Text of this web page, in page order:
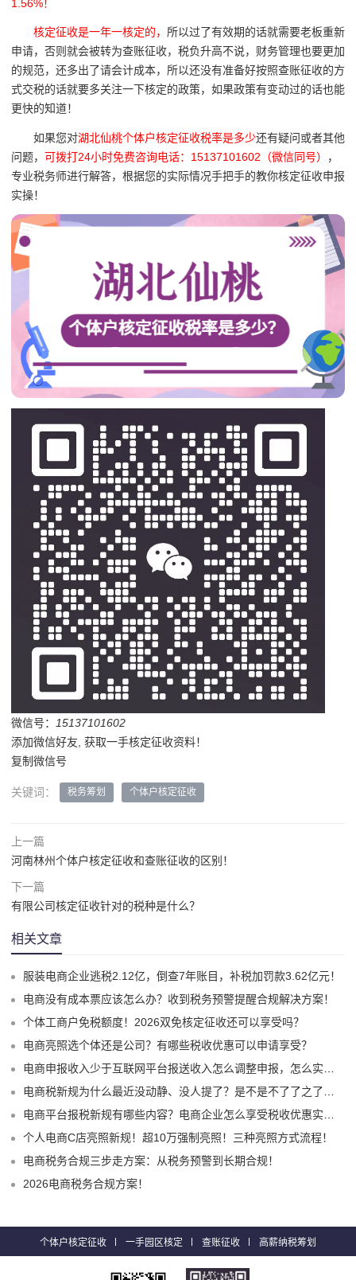
1.56%！
核定征收是一年一核定的， 所以过了有效期的话就需要老板重新
申请，否则就会被转为查账征收，税负升高不说，财务管理也要更加
的规范，还多出了请会计成本，所以还没有准备好按照查账征收的方
式交税的话就要多关注一下核定的政策，如果政策有变动过的话也能
更快的知道！
如果您对湖北仙桃个体户核定征收税率是多少还有疑问或者其他
问题， 可拨打24小时免费咨询电话：15137101602（微信同号）
，
专业税务师进行解答，根据您的实际情况手把手的教你核定征收申报
实操！
微信号：
15137101602
添加微信好友, 获取一手核定征收资料！
复制微信号
关键词： 税务筹划 个体户核定征收
上一篇
河南林州个体户核定征收和查账征收的区别！
下一篇
有限公司核定征收针对的税种是什么？
相关文章
服装电商企业逃税2.12亿，倒查7年账目，补税加罚款3.62亿元！
电商没有成本票应该怎么办？收到税务预警提醒合规解决方案！
个体工商户免税额度！2026双免核定征收还可以享受吗？
电商亮照选个体还是公司？有哪些税收优惠可以申请享受？
电商申报收入少于互联网平台报送收入怎么调整申报，怎么实现合规申报享受税收优惠！
电商税新规为什么最近没动静、没人提了？是不是不了了之了嘛？
电商平台报税新规有哪些内容？电商企业怎么享受税收优惠实现税务合规？
个人电商C店亮照新规！超10万强制亮照！三种亮照方式流程！
电商税务合规三步走方案：从税务预警到长期合规！
2026电商税务合规方案！
个体户核定征收 一手园区核定 查账征收 高薪纳税筹划